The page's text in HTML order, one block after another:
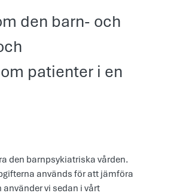
den barn- och
patienter i en
den barnpsykiatriska vården.
används för att jämföra
vi sedan i vårt